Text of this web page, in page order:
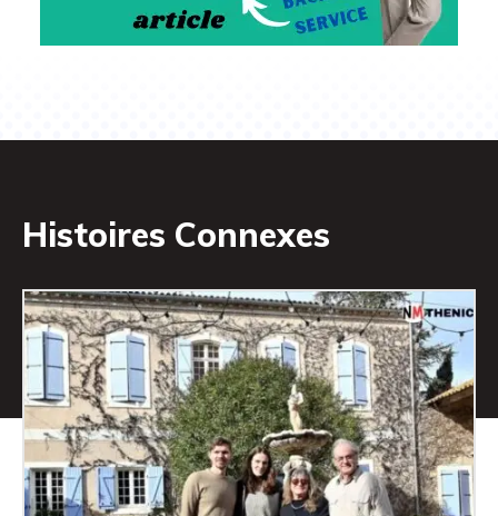
Histoires Connexes